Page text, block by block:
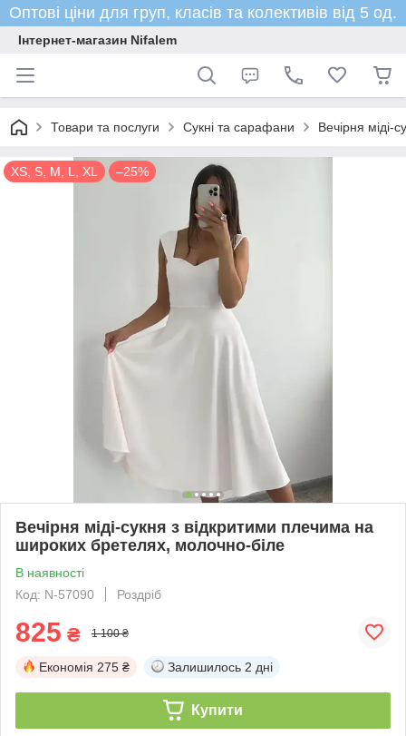
Оптові ціни для груп, класів та колективів від 5 од.
Інтернет-магазин Nifalem
Товари та послуги Сукні та сарафани Вечірня міді-
XS, S, M, L, XL –25%
Вечірня міді-сукня з відкритими плечима на
широких бретелях, молочно-біле
В наявності
Код: N-57090
Роздріб
825 ₴ 1 100 ₴
Економія 275 ₴ Залишилось 2 дні
Купити